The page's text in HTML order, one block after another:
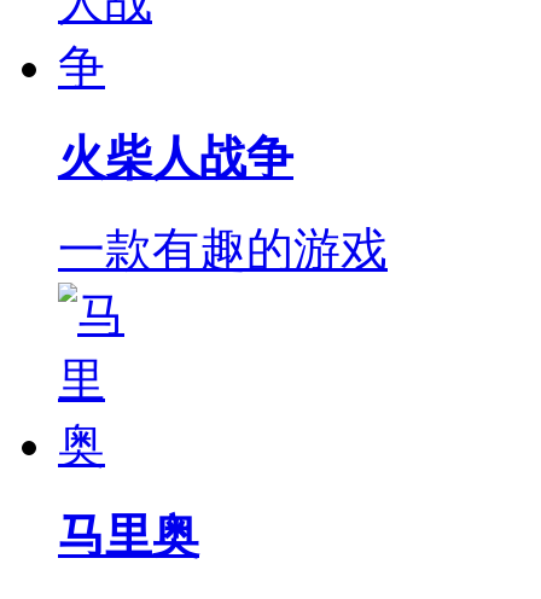
火柴人战争
一款有趣的游戏
马里奥